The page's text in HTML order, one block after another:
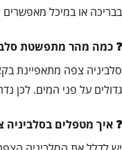
בבריכה או במיכל
כמה מהר מתפשטת
סלביניה צפה מתאפיינת
גדולים על פני המים. לכן
איך מטפלים בסלביניה